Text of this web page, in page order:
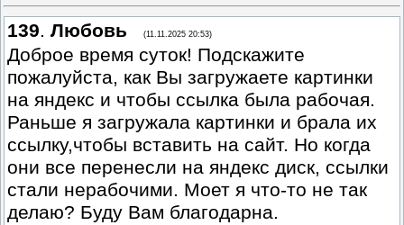
139. Любовь (11.11.2025 20:53)
Доброе время суток! Подскажите
пожалуйста, как Вы загружаете картинки
на яндекс и чтобы ссылка была рабочая.
Раньше я загружала картинки и брала их
ссылку,чтобы вставить на сайт. Но когда
они все перенесли на яндекс диск, ссылки
стали нерабочими. Моет я что-то не так
делаю? Буду Вам благодарна.